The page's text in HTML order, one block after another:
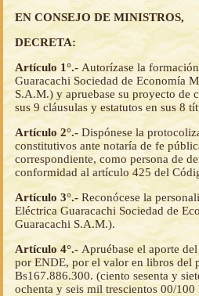
EN CONSEJO DE MINISTROS,
DECRETA:
Artículo 1°.- Autorízase la
Guaracachi Sociedad de Economía
S.A.M.) y apruebase su proyecto de
sus 9 cláusulas y estatutos en sus 8
Artículo 2°.- Dispónese la
constitutivos ante notaría de fe
correspondiente, como persona de
conformidad al artículo 425 del
Artículo 3°.- Reconócese la
Eléctrica Guaracachi Sociedad de
Guaracachi S.A.M.).
Artículo 4°.- Apruébase el aporte
por ENDE, por el valor en libros del
Bs167.886.300. (ciento sesenta y
ochenta y seis mil trescientos 00/